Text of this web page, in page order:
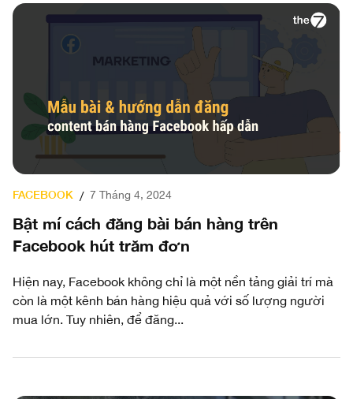
FACEBOOK / 7 Tháng 4, 2024
Bật mí cách đăng bài bán hàng trên
Facebook hút trăm đơn
Hiện nay, Facebook không chỉ là một nền tảng giải trí mà
còn là một kênh bán hàng hiệu quả với số lượng người
mua lớn. Tuy nhiên, để đăng...